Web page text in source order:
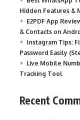
Hidden Features &
E2PDF App
& Contacts on
Instagram Tips:
Password Easily
Live Mobile
Tracking Tool
Recent